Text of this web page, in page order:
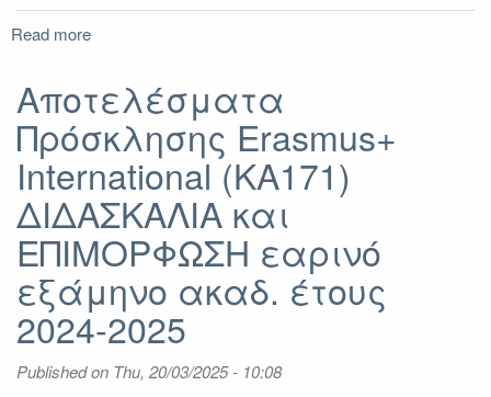
Read more
αιτήσεων
Erasmus+
International
(KA171)
ΕΠΙΜΟΡΦΩΣΗ
χειμερινό
εξάμηνο
ακαδ.
έτους
2025-
2026
Αποτελέσματα
Πρόσκλησης Erasmus+
International (KA171)
ΔΙΔΑΣΚΑΛΙΑ και
ΕΠΙΜΟΡΦΩΣΗ εαρινό
εξάμηνο ακαδ. έτους
2024-2025
Published on Thu, 20/03/2025 - 10:08